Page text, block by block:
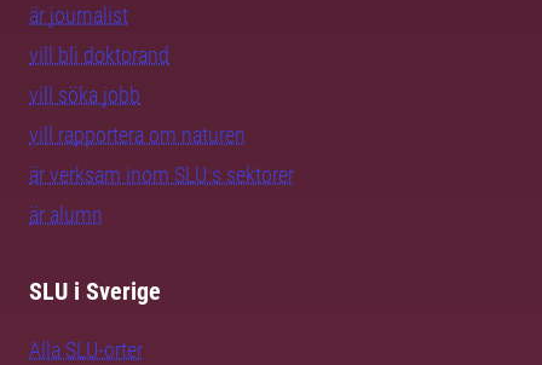
är journalist
vill bli doktorand
vill söka jobb
vill rapportera om naturen
är verksam inom SLU:s sektorer
är alumn
SLU i Sverige
Alla SLU-orter